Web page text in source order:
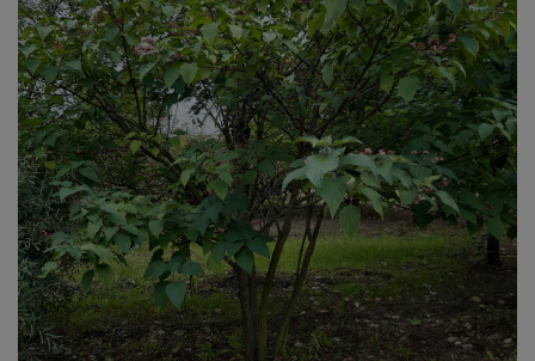
sprostowania danych
usunięcia danych
ograniczenia przetwarzania
sprzeciwu wobec przetwarzania
przenoszenia danych
do cofnięcia zgody w dowolnym
momencie bez wpływu na zgodność
z prawem przetwarzania, którego
dokonano na podstawie zgody przed
jej cofnięciem
Mają Państwo prawo wniesienia skargi
do organu nadzorczego (Urząd Ochrony Danych